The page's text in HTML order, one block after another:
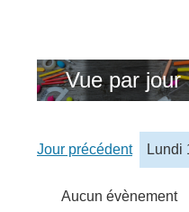
Vue par jour
Jour précédent Lundi
Aucun évènement